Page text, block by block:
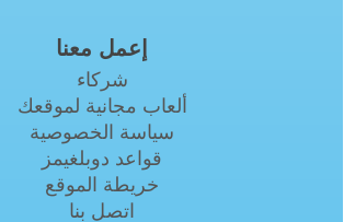
إعمل معنا
شركاء
ألعاب مجانية لموقعك
سياسة الخصوصية
قواعد دوبلغيمز
خريطة الموقع
اتصل بنا